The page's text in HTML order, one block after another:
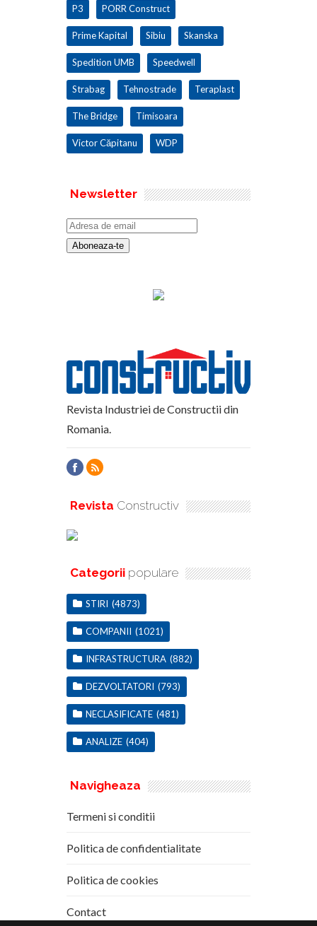
P3 PORR Construct
Prime Kapital Sibiu Skanska
Spedition UMB Speedwell
Strabag Tehnostrade Teraplast
The Bridge Timisoara
Victor Căpitanu WDP
Newsletter
Revista Industriei de Constructii din
Romania.
Revista Constructiv
Categorii populare
STIRI (4873)
COMPANII (1021)
INFRASTRUCTURA (882)
DEZVOLTATORI (793)
NECLASIFICATE (481)
ANALIZE (404)
Navigheaza
Termeni si conditii
Politica de confidentialitate
Politica de cookies
Contact